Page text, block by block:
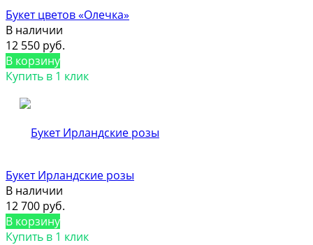
Букет цветов «Олечка»
В наличии
12 550 руб.
В корзину
Купить в 1 клик
Букет Ирландские розы
В наличии
12 700 руб.
В корзину
Купить в 1 клик